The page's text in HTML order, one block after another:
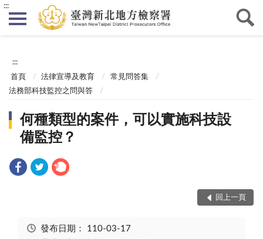
:::
:::
首頁 法律宣導及教育
常見問答集
法務部科技監控之問與答
何種類型的案件，可以實施科技設
備監控？
回上一頁
發布日期： 110-03-17